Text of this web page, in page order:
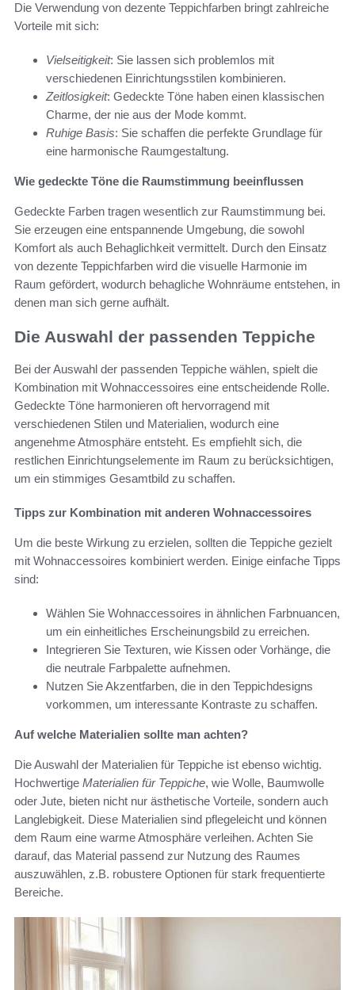
Die Verwendung von dezente Teppichfarben bringt zahlreiche
Vorteile mit sich:
Vielseitigkeit: Sie lassen sich problemlos mit
verschiedenen Einrichtungsstilen kombinieren.
Zeitlosigkeit: Gedeckte Töne haben einen klassischen
Charme, der nie aus der Mode kommt.
Ruhige Basis: Sie schaffen die perfekte Grundlage für
eine harmonische Raumgestaltung.
Wie gedeckte Töne die Raumstimmung beeinflussen
Gedeckte Farben tragen wesentlich zur Raumstimmung bei.
Sie erzeugen eine entspannende Umgebung, die sowohl
Komfort als auch Behaglichkeit vermittelt. Durch den Einsatz
von dezente Teppichfarben wird die visuelle Harmonie im
Raum gefördert, wodurch behagliche Wohnräume entstehen, in
denen man sich gerne aufhält.
Die Auswahl der passenden Teppiche
Bei der Auswahl der passenden Teppiche wählen, spielt die
Kombination mit Wohnaccessoires eine entscheidende Rolle.
Gedeckte Töne harmonieren oft hervorragend mit
verschiedenen Stilen und Materialien, wodurch eine
angenehme Atmosphäre entsteht. Es empfiehlt sich, die
restlichen Einrichtungselemente im Raum zu berücksichtigen,
um ein stimmiges Gesamtbild zu schaffen.
Tipps zur Kombination mit anderen Wohnaccessoires
Um die beste Wirkung zu erzielen, sollten die Teppiche gezielt
mit Wohnaccessoires kombiniert werden. Einige einfache Tipps
sind:
Wählen Sie Wohnaccessoires in ähnlichen Farbnuancen,
um ein einheitliches Erscheinungsbild zu erreichen.
Integrieren Sie Texturen, wie Kissen oder Vorhänge, die
die neutrale Farbpalette aufnehmen.
Nutzen Sie Akzentfarben, die in den Teppichdesigns
vorkommen, um interessante Kontraste zu schaffen.
Auf welche Materialien sollte man achten?
Die Auswahl der Materialien für Teppiche ist ebenso wichtig.
Hochwertige Materialien für Teppiche, wie Wolle, Baumwolle
oder Jute, bieten nicht nur ästhetische Vorteile, sondern auch
Langlebigkeit. Diese Materialien sind pflegeleicht und können
dem Raum eine warme Atmosphäre verleihen. Achten Sie
darauf, das Material passend zur Nutzung des Raumes
auszuwählen, z.B. robustere Optionen für stark frequentierte
Bereiche.